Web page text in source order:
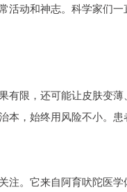
活动和神志。科学家们
有限，还可能让皮肤变
，始终用风险不小。患
注。它来自阿育吠陀医